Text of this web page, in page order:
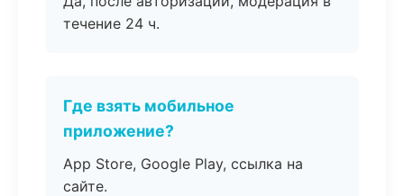
течение 24 ч.
Где взять мобильное
приложение?
App Store, Google Play, ссылка на
сайте.